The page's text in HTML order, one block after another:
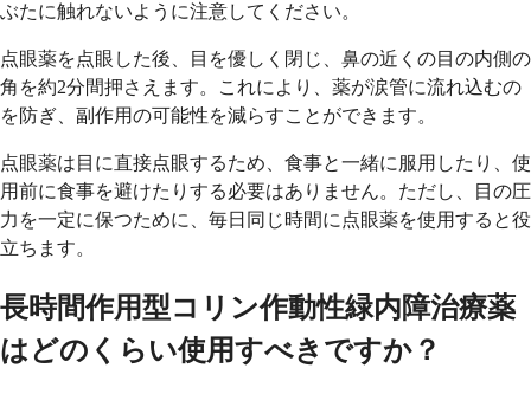
ぶたに触れないように注意してください。
点眼薬を点眼した後、目を優しく閉じ、鼻の近くの目の内側の
角を約2分間押さえます。これにより、薬が涙管に流れ込むの
を防ぎ、副作用の可能性を減らすことができます。
点眼薬は目に直接点眼するため、食事と一緒に服用したり、使
用前に食事を避けたりする必要はありません。ただし、目の圧
力を一定に保つために、毎日同じ時間に点眼薬を使用すると役
立ちます。
長時間作用型コリン作動性緑内障治療薬
はどのくらい使用すべきですか？